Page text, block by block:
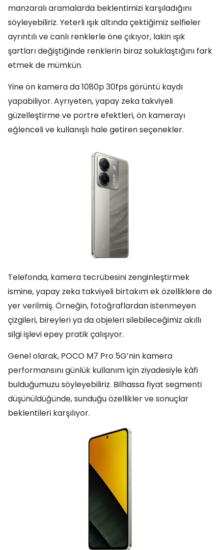
manzaralı aramalarda beklentimizi karşıladığını
söyleyebiliriz. Yeterli ışık altında çektiğimiz selfieler
ayrıntılı ve canlı renklerle öne çıkıyor, lakin ışık
şartları değiştiğinde renklerin biraz soluklaştığını fark
etmek de mümkün.
Yine ön kamera da 1080p 30fps görüntü kaydı
yapabiliyor. Ayrıyeten, yapay zeka takviyeli
güzelleştirme ve portre efektleri, ön kamerayı
eğlenceli ve kullanışlı hale getiren seçenekler.
Telefonda, kamera tecrübesini zenginleştirmek
ismine, yapay zeka takviyeli birtakım ek özelliklere de
yer verilmiş. Örneğin, fotoğraflardan istenmeyen
çizgileri, bireyleri ya da objeleri silebileceğimiz akıllı
silgi işlevi epey pratik çalışıyor.
Genel olarak, POCO M7 Pro 5G’nin kamera
performansını günlük kullanım için ziyadesiyle kâfi
bulduğumuzu söyleyebiliriz. Bilhassa fiyat segmenti
düşünüldüğünde, sunduğu özellikler ve sonuçlar
beklentileri karşılıyor.